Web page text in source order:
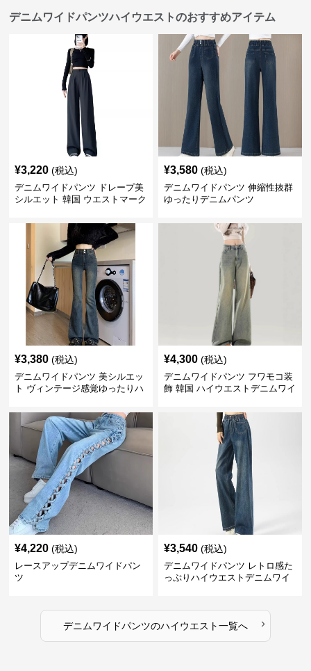
デニムワイドパンツハイウエストのおすすめアイテム
¥3,220 (税込)
デニムワイドパンツ ドレープ美
シルエット 韓国 ウエストマーク
¥3,580 (税込)
デニムワイドパンツ 伸縮性抜群
ゆったりデニムパンツ
¥3,380 (税込)
デニムワイドパンツ 美シルエッ
ト ヴィンテージ感覚ゆったりハ
¥4,300 (税込)
デニムワイドパンツ フワモコ装
飾 韓国 ハイウエストデニムワイ
¥4,220 (税込)
レースアップデニムワイドパン
ツ
¥3,540 (税込)
デニムワイドパンツ レトロ感た
っぷりハイウエストデニムワイ
デニムワイドパンツのハイウエスト一覧へ ›